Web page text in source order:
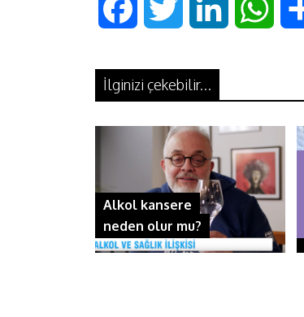
c
e
o
o
i
t
t
e
r
k
e
I
t
A
p
İlginizi çekebilir...
Alkol kansere
neden olur mu?